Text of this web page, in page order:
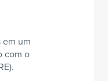
em um
com o